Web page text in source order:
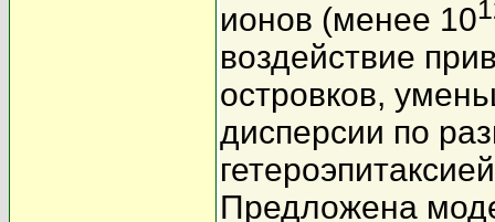
ионов (менее 10
воздействие
островков,
дисперсии по
Предложена